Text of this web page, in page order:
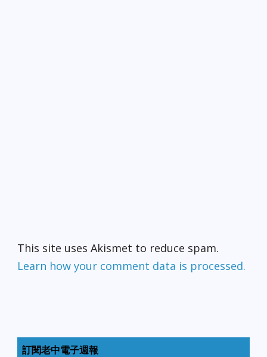
This site uses Akismet to reduce spam.
Learn how your comment data is processed.
訂閱老中電子週報